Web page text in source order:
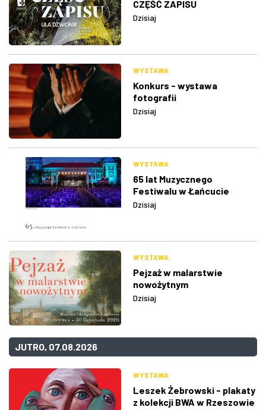
CZĘŚĆ ZAPISU
Dzisiaj
WYSTAWA
Konkurs - wystawa
fotografii
Dzisiaj
WYSTAWA
65 lat Muzycznego
Festiwalu w Łańcucie
Dzisiaj
WYSTAWA
Pejzaż w malarstwie
nowożytnym
Dzisiaj
JUTRO, 07.08.2026
WYSTAWA
Leszek Żebrowski - plakaty
z kolekcji BWA w Rzeszowie